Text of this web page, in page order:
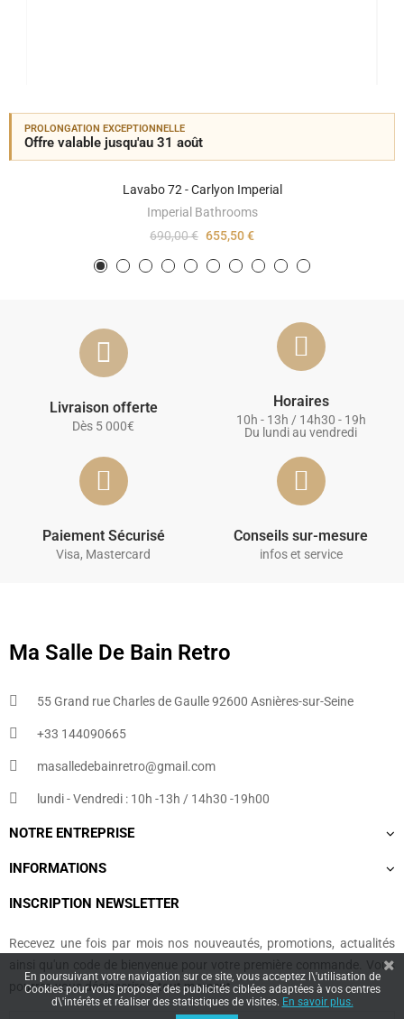
PROLONGATION EXCEPTIONNELLE
Offre valable jusqu'au 31 août
Lavabo 72 - Carlyon Imperial
Imperial Bathrooms
690,00 € 655,50 €
Livraison offerte
Dès 5 000€
Horaires
10h - 13h / 14h30 - 19h
Du lundi au vendredi
Paiement Sécurisé
Visa, Mastercard
Conseils sur-mesure
infos et service
Ma Salle De Bain Retro
55 Grand rue Charles de Gaulle 92600 Asnières-sur-Seine
+33 144090665​
masalledebainretro@gmail.com
lundi - Vendredi : 10h -13h / 14h30 -19h00
NOTRE ENTREPRISE
INFORMATIONS
INSCRIPTION NEWSLETTER
Recevez une fois par mois nos nouveautés, promotions, actualités
ainsi qu'un code de bienvenue pour votre première commande. Vous
pourrez vous désinscrire à tout moment.
En poursuivant votre navigation sur ce site, vous acceptez l\'utilisation de
Cookies pour vous proposer des publicités ciblées adaptées à vos centres
d\'intérêts et réaliser des statistiques de visites. En savoir plus.